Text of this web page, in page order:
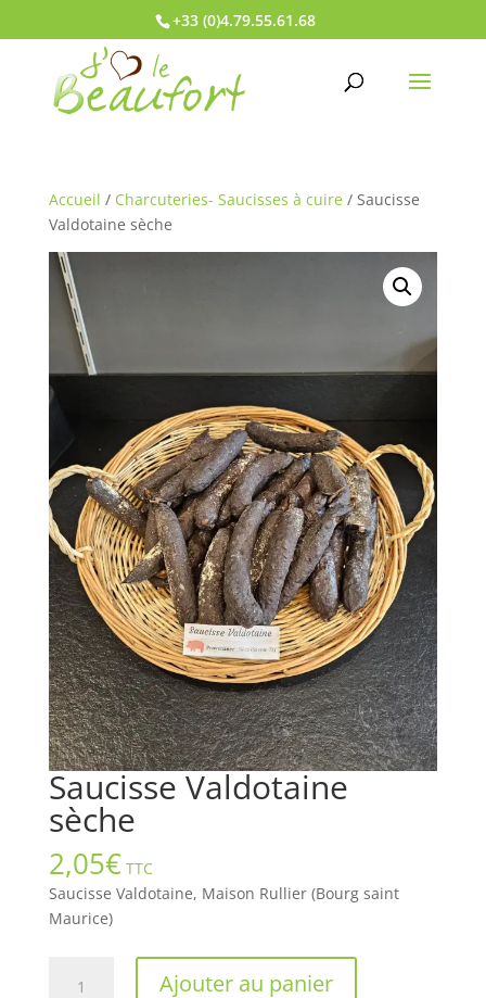
+33 (0)4.79.55.61.68
Accueil / Charcuteries- Saucisses à cuire / Saucisse
Valdotaine sèche
Saucisse Valdotaine
sèche
2,05€ TTC
Saucisse Valdotaine, Maison Rullier (Bourg saint
Maurice)
Ajouter au panier